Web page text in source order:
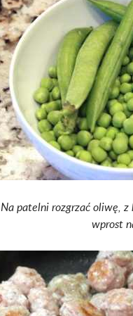
Na patelni rozgrzać oliwę,
wprost